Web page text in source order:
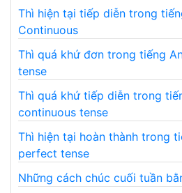
Thì hiện tại tiếp diễn trong
Continuous
Thì quá khứ đơn trong tiếng
tense
Thì quá khứ tiếp diễn trong
continuous tense
Thì hiện tại hoàn thành trong
perfect tense
Những cách chúc cuối tuần